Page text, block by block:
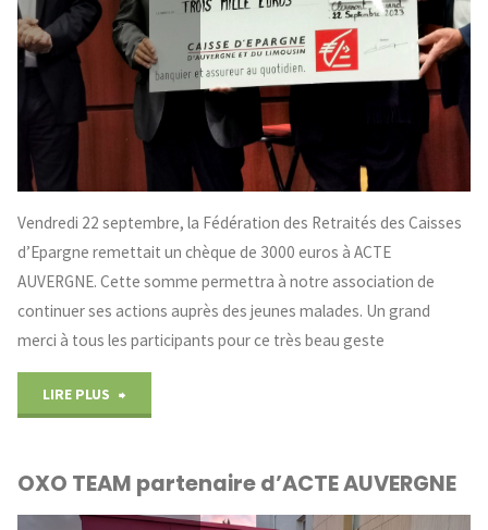
Vendredi 22 septembre, la Fédération des Retraités des Caisses
d’Epargne remettait un chèque de 3000 euros à ACTE
AUVERGNE. Cette somme permettra à notre association de
continuer ses actions auprès des jeunes malades. Un grand
merci à tous les participants pour ce très beau geste
LIRE PLUS
solidaires"
OXO TEAM partenaire d’ACTE AUVERGNE